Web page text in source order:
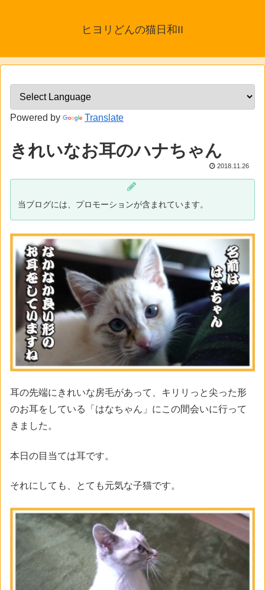
ヒヨリどんの猫日和II
Powered by Translate
きれいなお耳のハナちゃん
2018.11.26
当ブログには、プロモーションが含まれています。
耳の先端にきれいな房毛があって、キリリっと尖った形
のお耳をしている「はなちゃん」にこの間会いに行って
きました。
本日の目当ては耳です。
それにしても、とても元気な子猫です。